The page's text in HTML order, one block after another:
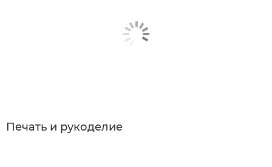
Печать и рукоделие